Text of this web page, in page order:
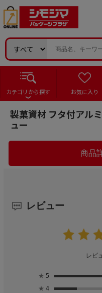
カテゴリから探す お気に入り
製菓資材 フタ付アル
ュー
レビュー
レビ
★ 5
★ 4